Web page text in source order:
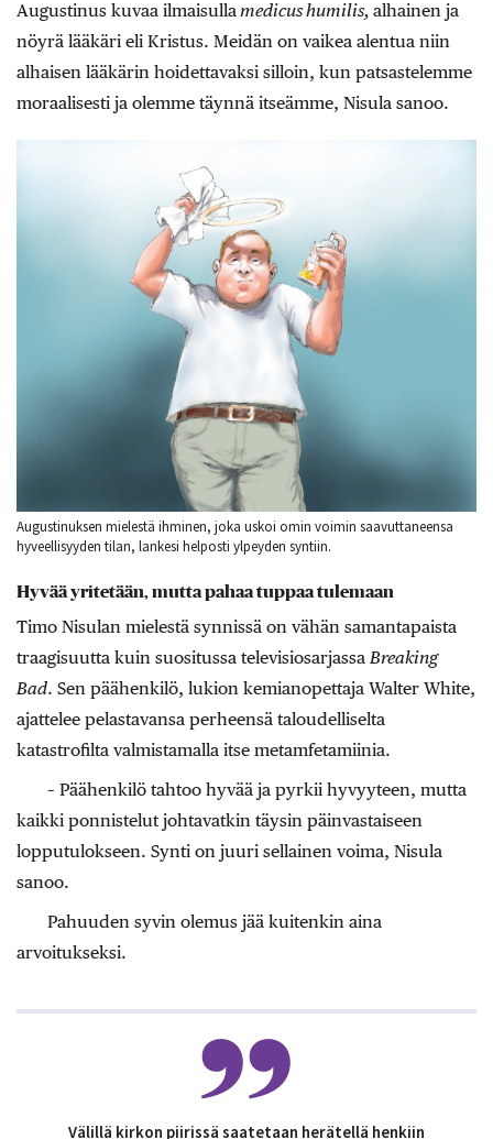
Augustinus kuvaa ilmaisulla medicus humilis, alhainen ja
nöyrä lääkäri eli Kristus. Meidän on vaikea alentua niin
alhaisen lääkärin hoidettavaksi silloin, kun patsastelemme
moraalisesti ja olemme täynnä itseämme, Nisula sanoo.
Augustinuksen mielestä ihminen, joka uskoi omin voimin saavuttaneensa
hyveellisyyden tilan, lankesi helposti ylpeyden syntiin.
Hyvää yritetään, mutta pahaa tuppaa tulemaan
Timo Nisulan mielestä synnissä on vähän samantapaista
traagisuutta kuin suositussa televisiosarjassa Breaking
Bad. Sen päähenkilö, lukion kemianopettaja Walter White,
ajattelee pelastavansa perheensä taloudelliselta
katastrofilta valmistamalla itse metamfetamiinia.
– Päähenkilö tahtoo hyvää ja pyrkii hyvyyteen, mutta
kaikki ponnistelut johtavatkin täysin päinvastaiseen
lopputulokseen. Synti on juuri sellainen voima, Nisula
sanoo.
Pahuuden syvin olemus jää kuitenkin aina
arvoitukseksi.
Välillä kirkon piirissä saatetaan herätellä henkiin